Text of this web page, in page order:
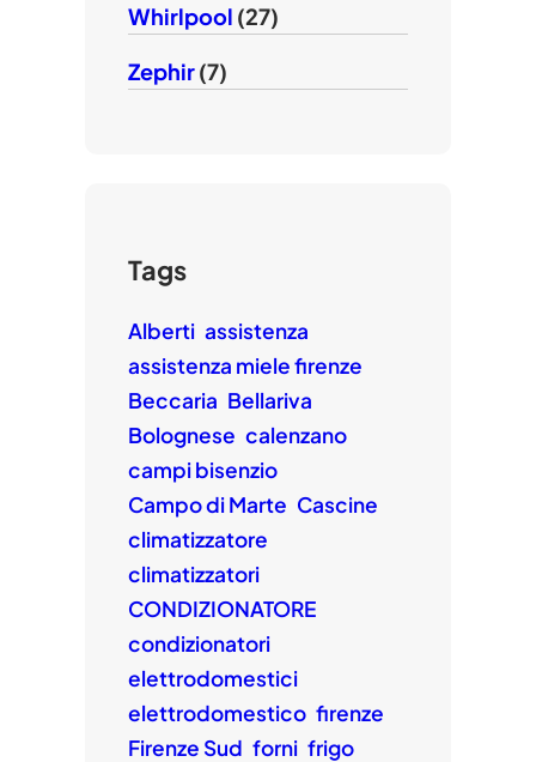
Whirlpool (27)
Zephir(7)
Tags
Alberti assistenza
assistenza miele firenze
Beccaria Bellariva
Bolognese calenzano
campi bisenzio
Campo di Marte Cascine
climatizzatore
climatizzatori
CONDIZIONATORE
condizionatori
elettrodomestici
elettrodomestico firenze
Firenze Sud forni frigo